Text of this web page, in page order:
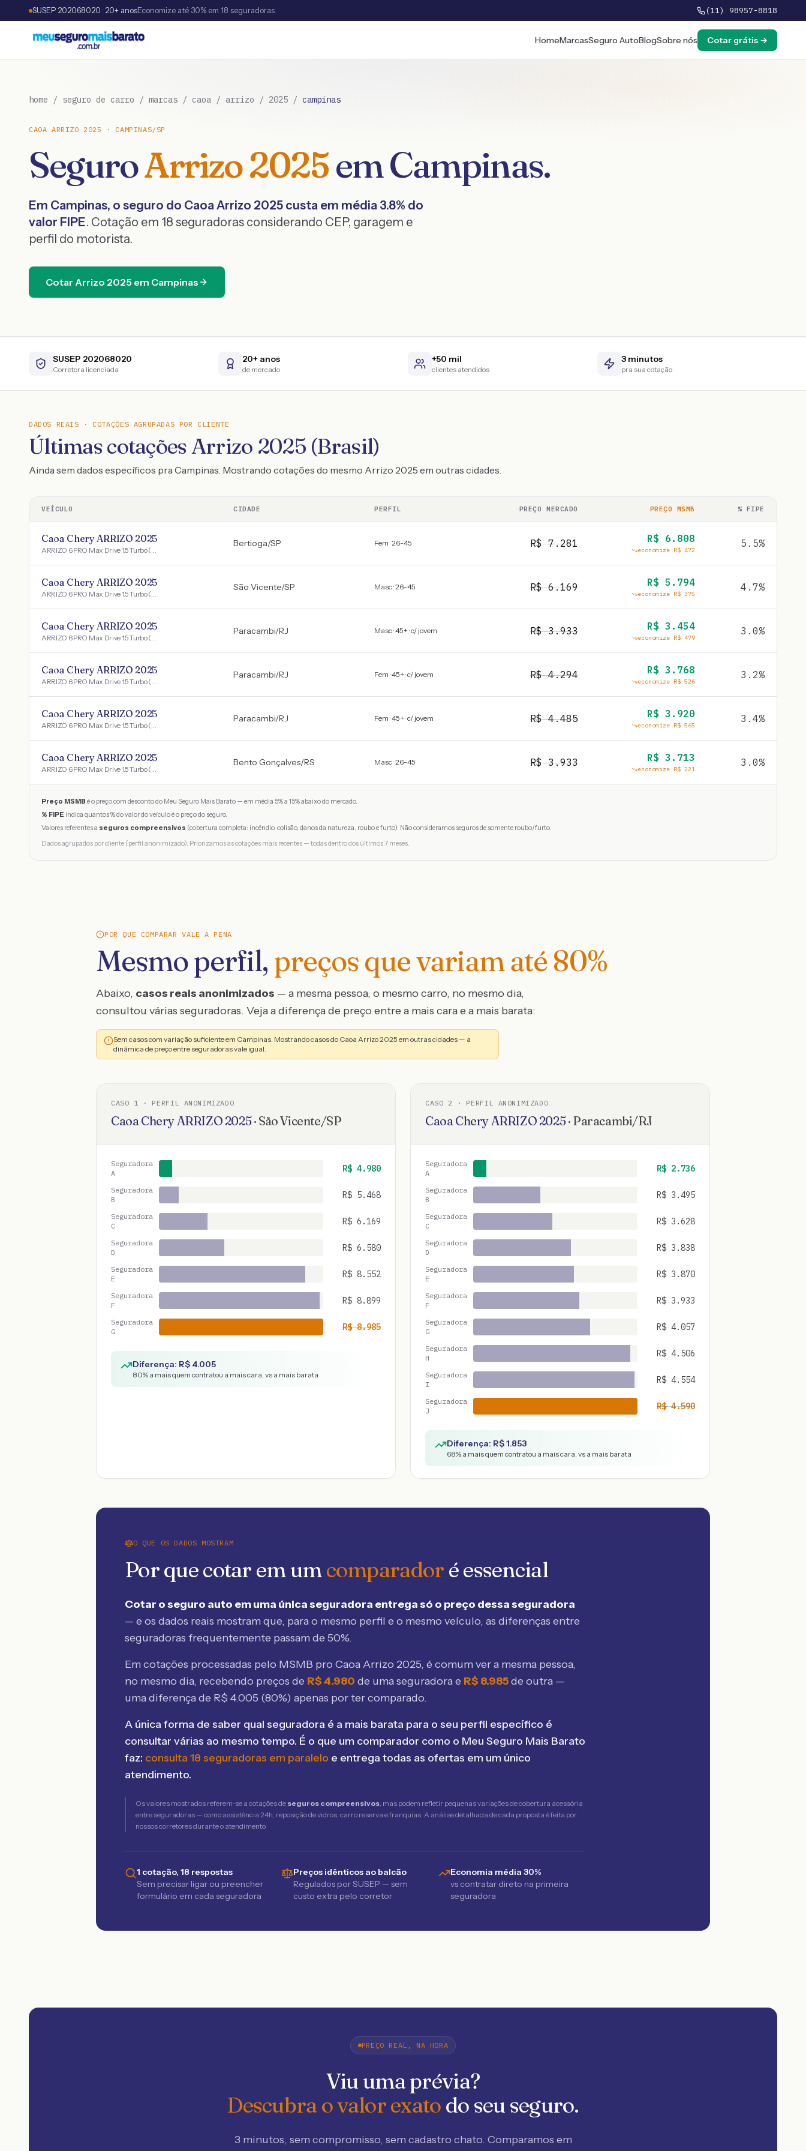
SUSEP 202068020 · 20+ anosEconomize até 30% em 18 seguradoras (11) 98957-8818
HomeMarcasSeguro AutoBlogSobre nós Cotar grátis →
home / seguro de carro / marcas / caoa / arrizo / 2025 / campinas
CAOA ARRIZO 2025 · CAMPINAS/SP
SeguroArrizo2025emCampinas.
Em Campinas, o seguro do CaoaArrizo 2025 custa em média 3.8% do
valor FIPE. Cotação em 18 seguradoras considerando CEP, garagem e
perfil do motorista.
Cotar Arrizo 2025 em Campinas
SUSEP 202068020
Corretora licenciada
20+ anos
de mercado
+50 mil
clientes atendidos
3 minutos
pra sua cotação
DADOS REAIS · COTAÇÕES AGRUPADAS POR CLIENTE
Últimas cotações Arrizo 2025 (Brasil)
Ainda sem dados específicos pra Campinas. Mostrando cotações do mesmo Arrizo 2025 em outras cidades.
VEÍCULO CIDADE PERFIL PREÇO MERCADO PREÇO MSMB % FIPE
Caoa Chery ARRIZO 2025
ARRIZO 6 PRO Max Drive 1.5 Turbo (Híb.)
Bertioga/SP Fem · 26-45 R$7.281 R$ 6.808
economize R$ 472
5.5%
Caoa Chery ARRIZO 2025
ARRIZO 6 PRO Max Drive 1.5 Turbo (Híb.)
São Vicente/SP Masc · 26-45 R$6.169 R$ 5.794
economize R$ 375
4.7%
Caoa Chery ARRIZO 2025
ARRIZO 6 PRO Max Drive 1.5 Turbo (Híb.)
Paracambi/RJ Masc · 45+ · c/ jovem R$3.933 R$ 3.454
economize R$ 479
3.0%
Caoa Chery ARRIZO 2025
ARRIZO 6 PRO Max Drive 1.5 Turbo (Híb.)
Paracambi/RJ Fem · 45+ · c/ jovem R$4.294 R$ 3.768
economize R$ 526
3.2%
Caoa Chery ARRIZO 2025
ARRIZO 6 PRO Max Drive 1.5 Turbo (Híb.)
Paracambi/RJ Fem · 45+ · c/ jovem R$4.485 R$ 3.920
economize R$ 565
3.4%
Caoa Chery ARRIZO 2025
ARRIZO 6 PRO Max Drive 1.5 Turbo (Híb.)
Bento Gonçalves/RS Masc · 26-45 R$3.933 R$ 3.713
economize R$ 221
3.0%
Preço MSMB é o preço com desconto do Meu Seguro Mais Barato — em média 5% a 15% abaixo do mercado.
% FIPE indica quantos % do valor do veículo é o preço do seguro.
Valores referentes a seguros compreensivos (cobertura completa: incêndio, colisão, danos da natureza, roubo e furto). Não consideramos seguros de somente roubo/furto.
Dados agrupados por cliente (perfil anonimizado). Priorizamos as cotações mais recentes — todas dentro dos últimos 7 meses.
POR QUE COMPARAR VALE A PENA
Mesmo perfil, preços que variam até 80%
Abaixo, casos reais anonimizados — a mesma pessoa, o mesmo carro, no mesmo dia,
consultou várias seguradoras. Veja a diferença de preço entre a mais cara e a mais barata:
Sem casos com variação suficiente em Campinas. Mostrando casos do Caoa Arrizo 2025 em outras cidades — a
dinâmica de preço entre seguradoras vale igual.
CASO 1 · PERFIL ANONIMIZADO
Caoa CheryARRIZO 2025· São Vicente/SP
Seguradora
A
R$ 4.980
Seguradora
B
R$ 5.468
Seguradora
C
R$ 6.169
Seguradora
D
R$ 6.580
Seguradora
E
R$ 8.552
Seguradora
F
R$ 8.899
Seguradora
G
R$8.985
Diferença: R$ 4.005
80% a mais quem contratou a mais cara, vs a mais barata
CASO 2 · PERFIL ANONIMIZADO
Caoa CheryARRIZO 2025· Paracambi/RJ
Seguradora
A
R$ 2.736
Seguradora
B
R$ 3.495
Seguradora
C
R$ 3.628
Seguradora
D
R$ 3.838
Seguradora
E
R$ 3.870
Seguradora
F
R$ 3.933
Seguradora
G
R$ 4.057
Seguradora
H
R$ 4.506
Seguradora
I
R$ 4.554
Seguradora
J
R$4.590
Diferença: R$1.853
68% a mais quem contratou a mais cara, vs a mais barata
O QUE OS DADOS MOSTRAM
Por que cotar em umcomparador é essencial
Cotar o seguro auto em uma única seguradora entrega só o preço dessa seguradora
— e os dados reais mostram que, para o mesmo perfil e o mesmo veículo, as diferenças entre
seguradoras frequentemente passam de 50%.
Em cotações processadas pelo MSMB pro Caoa Arrizo 2025, é comum ver a mesma pessoa,
no mesmo dia, recebendo preços de R$4.980 de uma seguradora e R$ 8.985de outra —
uma diferença de R$ 4.005 (80%) apenas por ter comparado.
A única forma de saber qual seguradora é a mais barata para o seu perfil específico é
consultar várias ao mesmo tempo. É o que um comparador como o Meu Seguro Mais Barato
faz: consulta 18 seguradoras em paralelo e entrega todas as ofertas em um único
atendimento.
Os valores mostrados referem-se a cotações de seguros compreensivos, mas podem refletir pequenas variações de cobertura acessória
entre seguradoras — como assistência 24h, reposição de vidros, carro reserva e franquias. A análise detalhada de cada proposta é feita por
nossos corretores durante o atendimento.
1 cotação, 18 respostas
Sem precisar ligar ou preencher
formulário em cada seguradora
Preços idênticos ao balcão
Regulados por SUSEP — sem
custo extra pelo corretor
Economia média 30%
vs contratar direto na primeira
seguradora
PREÇO REAL, NA HORA
Viu uma prévia?
Descubra o valor exato do seu seguro.
3 minutos, sem compromisso, sem cadastro chato. Comparamos em